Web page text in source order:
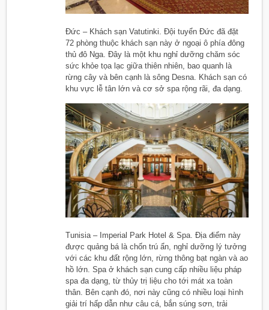
Đức – Khách sạn Vatutinki. Đội tuyển Đức đã đặt
72 phòng thuộc khách sạn này ở ngoại ô phía đông
thủ đô Nga. Đây là một khu nghỉ dưỡng chăm sóc
sức khỏe tọa lạc giữa thiên nhiên, bao quanh là
rừng cây và bên cạnh là sông Desna. Khách sạn có
khu vực lễ tân lớn và cơ sở spa rộng rãi, đa dạng.
Tunisia – Imperial Park Hotel & Spa. Địa điểm này
được quảng bá là chốn trú ẩn, nghỉ dưỡng lý tưởng
với các khu đất rộng lớn, rừng thông bạt ngàn và ao
hồ lớn. Spa ở khách sạn cung cấp nhiều liệu pháp
spa đa dạng, từ thủy trị liệu cho tới mát xa toàn
thân. Bên cạnh đó, nơi này cũng có nhiều loại hình
giải trí hấp dẫn như câu cá, bắn súng sơn, trải